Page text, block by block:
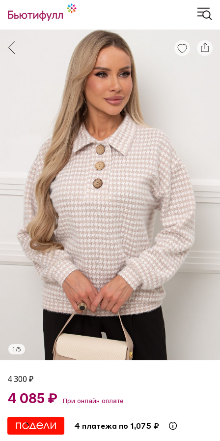
1/5
4 300 ₽
4 085 ₽ При онлайн оплате
4 платежа по 1,075 ₽